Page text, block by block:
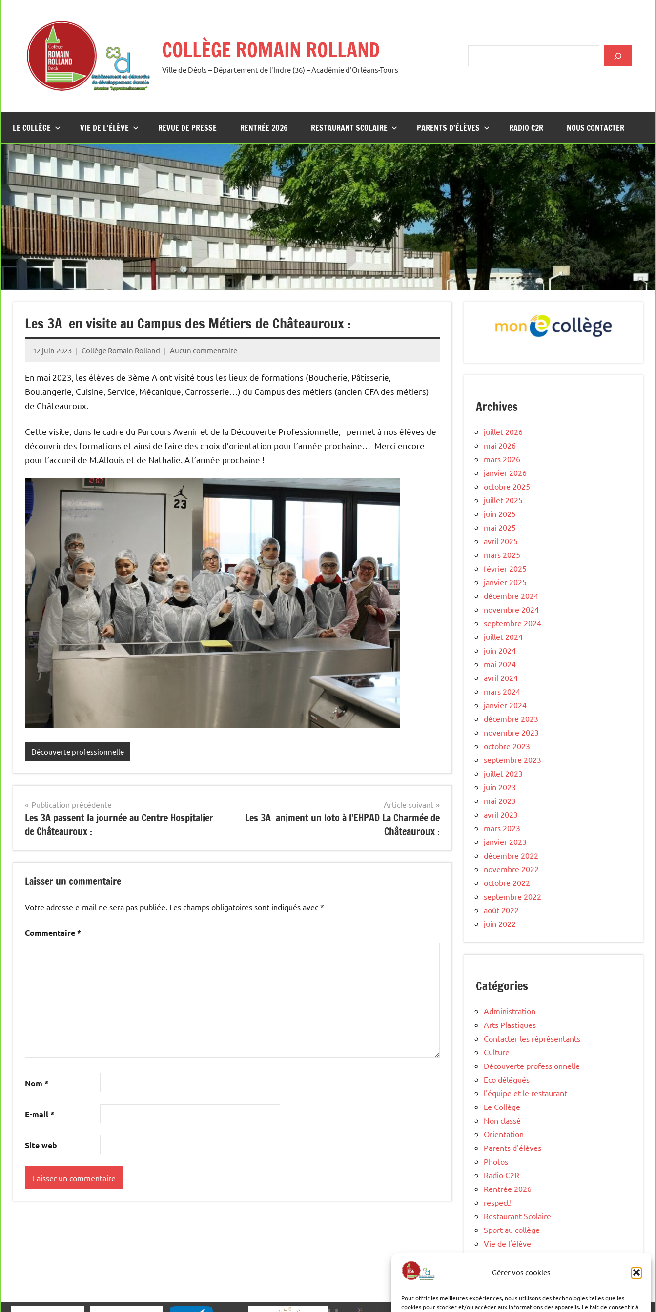
Gérer vos cookies
Pour offrir les meilleures expériences, nous utilisons des technologies telles que les
cookies pour stocker et/ou accéder aux informations des appareils. Le fait de consentir à
COLLÈGE ROMAIN ROLLAND
Ville de Déols – Département de l'Indre (36) – Académie d'Orléans-Tours
LE COLLÈGE VIE DE L’ÉLÈVE REVUE DE PRESSE RENTRÉE 2026 RESTAURANT SCOLAIRE PARENTS D’ÉLÈVES RADIO C2R NOUS CONTACTER
Les 3A en visite au Campus des Métiers de Châteauroux :
12 juin 2023 Collège Romain Rolland Aucun commentaire
En mai 2023, les élèves de 3ème A ont visité tous les lieux de formations (Boucherie, Pâtisserie,
Boulangerie, Cuisine, Service, Mécanique, Carrosserie…) du Campus des métiers (ancien CFA des métiers)
de Châteauroux.
Cette visite, dans le cadre du Parcours Avenir et de la Découverte Professionnelle, permet à nos élèves de
découvrir des formations et ainsi de faire des choix d’orientation pour l’année prochaine… Merci encore
pour l’accueil de M.Allouis et de Nathalie. A l’année prochaine !
Découverte professionnelle
Navigation
de
l’article
Publication précédente
Les 3A passent la journée au Centre Hospitalier
de Châteauroux :
Article suivant
Les 3A animent un loto à l’EHPAD La Charmée de
Châteauroux :
Laisser un commentaire
Votre adresse e-mail ne sera pas publiée. Les champs obligatoires sont indiqués avec *
Commentaire*
Nom *
E-mail*
Site web
Archives
juillet 2026
mai 2026
mars 2026
janvier 2026
octobre 2025
juillet 2025
juin 2025
mai 2025
avril 2025
mars 2025
février 2025
janvier 2025
décembre 2024
novembre 2024
septembre 2024
juillet 2024
juin 2024
mai 2024
avril 2024
mars 2024
janvier 2024
décembre 2023
novembre 2023
octobre 2023
septembre 2023
juillet 2023
juin 2023
mai 2023
avril 2023
mars 2023
janvier 2023
décembre 2022
novembre 2022
octobre 2022
septembre 2022
août 2022
juin 2022
Catégories
Administration
Arts Plastiques
Contacter les réprésentants
Culture
Découverte professionnelle
Eco délégués
l'équipe et le restaurant
Le Collège
Non classé
Orientation
Parents d'élèves
Photos
Radio C2R
Rentrée 2026
respect!
Restaurant Scolaire
Sport au collège
Vie de l'élève
Visite Virtuelle